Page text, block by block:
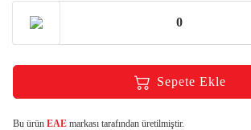
Sepete Ekle
Bu ürün EAE markası tarafından üretilmiştir.